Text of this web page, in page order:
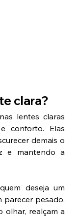
clara?
lentes claras
conforto. Elas
demais o
e mantendo a
deseja um
parecer pesado.
olhar, realçam a